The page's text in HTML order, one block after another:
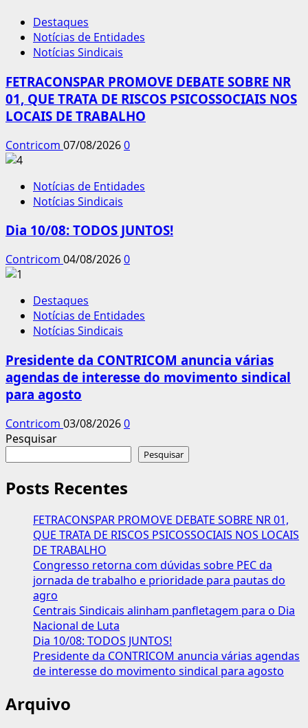
Destaques
Notícias de Entidades
Notícias Sindicais
FETRACONSPAR PROMOVE DEBATE SOBRE NR
01, QUE TRATA DE RISCOS PSICOSSOCIAIS NOS
LOCAIS DE TRABALHO
Contricom 07/08/20260
Notícias de Entidades
Notícias Sindicais
Dia 10/08: TODOS JUNTOS!
Contricom 04/08/20260
Destaques
Notícias de Entidades
Notícias Sindicais
Presidente da CONTRICOM anuncia várias
agendas de interesse do movimento sindical
para agosto
Contricom 03/08/20260
Pesquisar
Pesquisar
Posts Recentes
FETRACONSPAR PROMOVE DEBATE SOBRE NR 01,
QUE TRATA DE RISCOS PSICOSSOCIAIS NOS LOCAIS
DE TRABALHO
Congresso retorna com dúvidas sobre PEC da
jornada de trabalho e prioridade para pautas do
agro
Centrais Sindicais alinham panfletagem para o Dia
Nacional de Luta
Dia 10/08: TODOS JUNTOS!
Presidente da CONTRICOM anuncia várias agendas
de interesse do movimento sindical para agosto
Arquivo